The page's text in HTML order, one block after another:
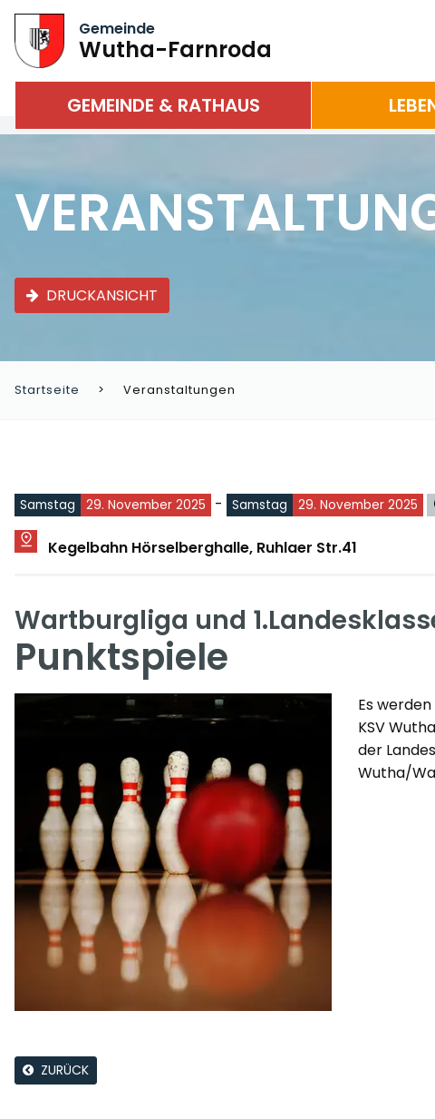
Gemeinde
Wutha-Farnroda
GEMEINDE & RATHAUS
DRUCKANSICHT
Startseite Veranstaltungen
Samstag 29. November 2025 - Samstag 29. November 2025
Kegelbahn Hörselberghalle, Ruhlaer Str.41
Wartburgliga und
Punktspiele
Es
KSV
der
Wutha/
ZURÜCK